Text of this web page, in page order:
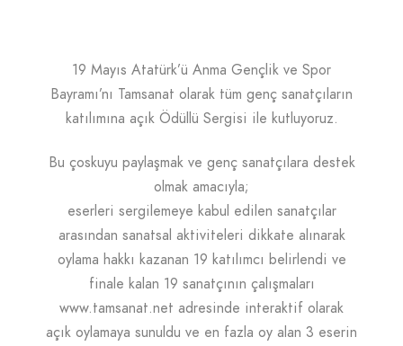
19 Mayıs Atatürk’ü Anma Gençlik ve Spor
Bayramı’nı Tamsanat olarak tüm genç sanatçıların
katılımına açık Ödüllü Sergisi ile kutluyoruz.
Bu çoskuyu paylaşmak ve genç sanatçılara destek
olmak amacıyla;
eserleri sergilemeye kabul edilen sanatçılar
arasından sanatsal aktiviteleri dikkate alınarak
oylama hakkı kazanan 19 katılımcı belirlendi ve
finale kalan 19 sanatçının çalışmaları
www.tamsanat.net adresinde interaktif olarak
açık oylamaya sunuldu ve en fazla oy alan 3 eserin